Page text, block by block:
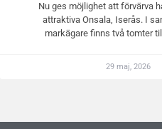
Nu ges möjlighet att förvärva
attraktiva Onsala, Iserås. I
markägare finns två tomter
29 maj, 2026